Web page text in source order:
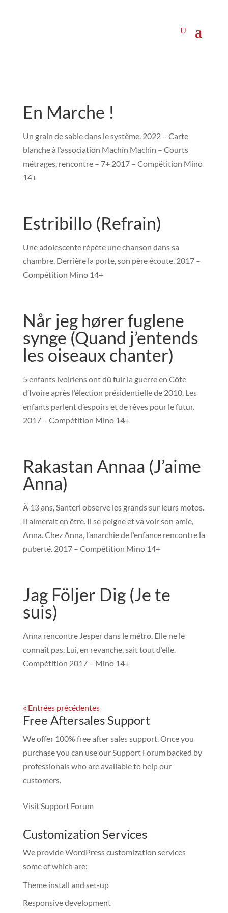
En Marche !
Un grain de sable dans le système. 2022 – Carte
blanche à l’association Machin Machin – Courts
métrages, rencontre – 7+ 2017 – Compétition Mino
14+
Estribillo (Refrain)
Une adolescente répète une chanson dans sa
chambre. Derrière la porte, son père écoute. 2017 –
Compétition Mino 14+
Når jeg hører fuglene
synge (Quand j’entends
les oiseaux chanter)
5 enfants ivoiriens ont dû fuir la guerre en Côte
d’Ivoire après l’élection présidentielle de 2010. Les
enfants parlent d’espoirs et de rêves pour le futur.
2017 – Compétition Mino 14+
Rakastan Annaa (J’aime
Anna)
À 13 ans, Santeri observe les grands sur leurs motos.
Il aimerait en être. Il se peigne et va voir son amie,
Anna. Chez Anna, l’anarchie de l’enfance rencontre la
puberté. 2017 – Compétition Mino 14+
Jag Följer Dig (Je te
suis)
Anna rencontre Jesper dans le métro. Elle ne le
connaît pas. Lui, en revanche, sait tout d’elle.
Compétition 2017 – Mino 14+
« Entrées précédentes
Free Aftersales Support
We offer 100% free after sales support. Once you
purchase you can use ourSupport Forumbacked by
professionals who are available to help our
customers.
Visit Support Forum
Customization Services
We provide WordPress customization services
some of which are:
Theme install and set-up
Responsive development